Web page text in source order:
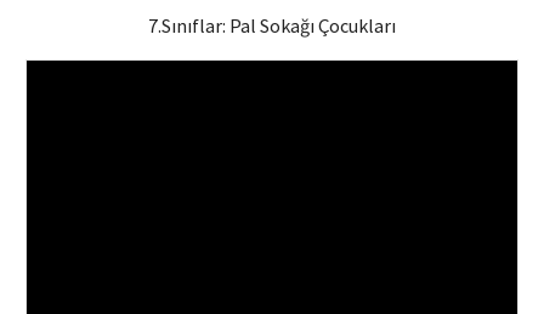
7.Sınıflar: Pal Sokağı Çocukları